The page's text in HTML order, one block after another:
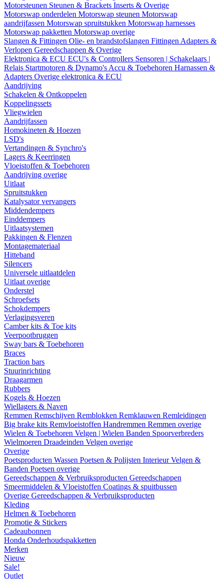
Motorsteunen Steunen & Brackets Inserts & Overige
Motorswap onderdelen Motorswap steunen Motorswap
aandrijfassen Motorswap spruitstukken Motorswap harnesses
Motorswap pakketten Motorswap overige
Slangen & Fittingen Olie- en brandstofslangen Fittingen Adapters &
Verlopen Gereedschappen & Overige
Elektronica & ECU ECU's & Controllers Sensoren | Schakelaars |
Relais Startmotoren & Dynamo's Accu & Toebehoren Harnassen &
Adapters Overige elektronica & ECU
Aandrijving
Schakelen & Ontkoppelen
Koppelingssets
Vliegwielen
Aandrijfassen
Homokineten & Hoezen
LSD's
Vertandingen & Synchro's
Lagers & Keerringen
Vloeistoffen & Toebehoren
Aandrijving overige
Uitlaat
Spruitstukken
Katalysator vervangers
Middendempers
Einddempers
Uitlaatsystemen
Pakkingen & Flenzen
Montagemateriaal
Hitteband
Silencers
Universele uitlaatdelen
Uitlaat overige
Onderstel
Schroefsets
Schokdempers
Verlagingsveren
Camber kits & Toe kits
Veerpootbruggen
Sway bars & Toebehoren
Braces
Traction bars
Stuurinrichting
Draagarmen
Rubbers
Kogels & Hoezen
Wiellagers & Naven
Remmen Remschijven Remblokken Remklauwen Remleidingen
Big brake kits Remvloeistoffen Handremmen Remmen overige
Wielen & Toebehoren Velgen | Wielen Banden Spoorverbreders
Wielmoeren Draadeinden Velgen overige
Overige
Poetsproducten Wassen Poetsen & Polijsten InterieurVelgen &
Banden Poetsen overige
Gereedschappen & Verbruiksproducten Gereedschappen
Smeermiddelen & Vloeistoffen Coatings & spuitbussen
Overige Gereedschappen & Verbruiksproducten
Kleding
Helmen & Toebehoren
Promotie & Stickers
Cadeaubonnen
Honda Onderhoudspakketten
Merken
Nieuw
Sale!
Outlet